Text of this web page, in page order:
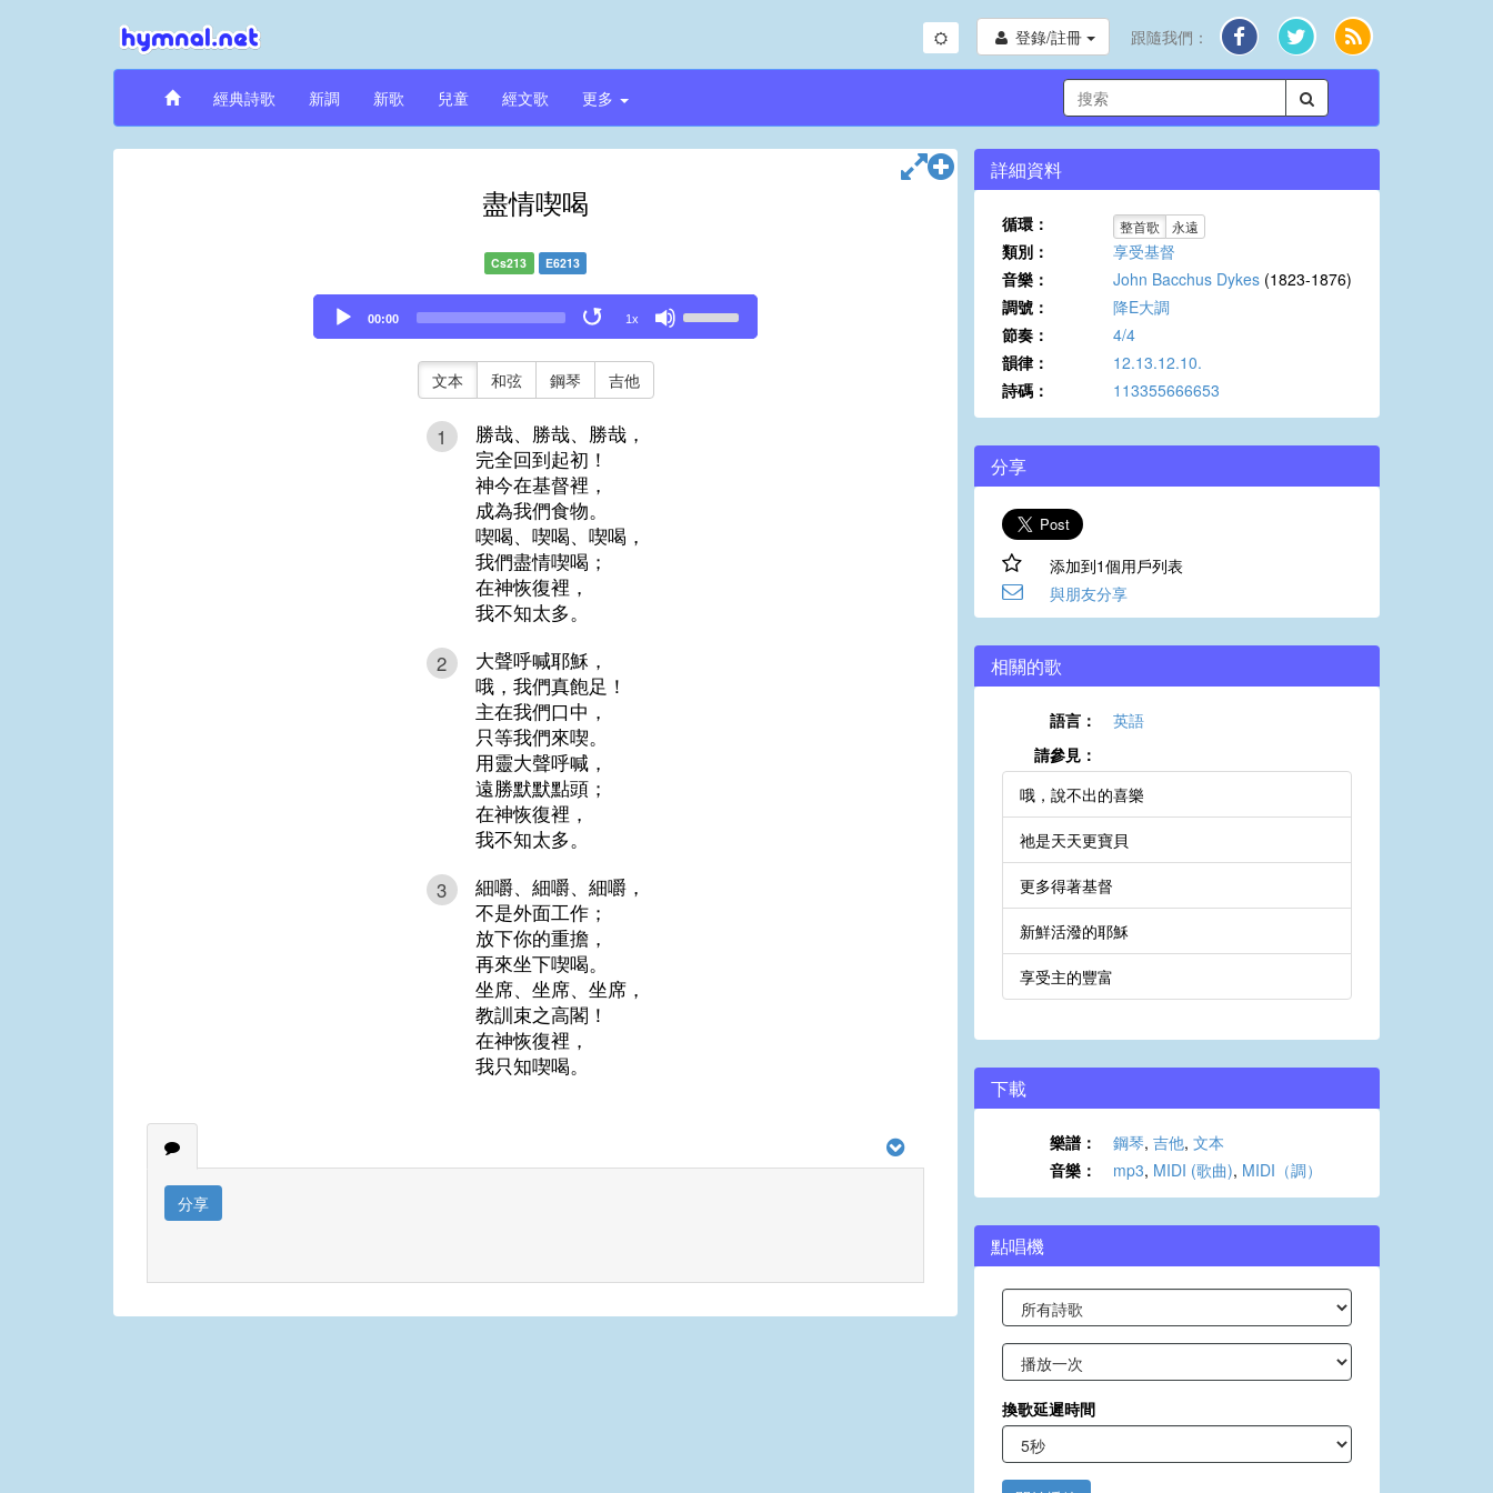
登錄/註冊 跟隨我們：
經典詩歌 新調 新歌 兒童 經文歌 更多
盡情喫喝
Cs213 E6213
Audio
Player
00:00 1x
Up/Down
文本 和弦 鋼琴 吉他
1
勝哉、勝哉、勝哉，
完全回到起初！
神今在基督裡，
成為我們食物。
喫喝、喫喝、喫喝，
我們盡情喫喝；
在神恢復裡，
我不知太多。
2
大聲呼喊耶穌，
哦，我們真飽足！
主在我們口中，
只等我們來喫。
用靈大聲呼喊，
遠勝默默點頭；
在神恢復裡，
我不知太多。
3
細嚼、細嚼、細嚼，
不是外面工作；
放下你的重擔，
再來坐下喫喝。
坐席、坐席、坐席，
教訓束之高閣！
在神恢復裡，
我只知喫喝。
分享
詳細資料
循環： 整首歌 永遠
類別：
享受基督
音樂：
John Bacchus Dykes (1823-1876)
調號：
降E大調
節奏：
4/4
韻律：
12.13.12.10.
詩碼：
113355666653
分享
添加到1個用戶列表
與朋友分享
相關的歌
語言：
英語
請參見：
哦，說不出的喜樂
祂是天天更寶貝
更多得著基督
新鮮活潑的耶穌
享受主的豐富
下載
樂譜： 鋼琴, 吉他, 文本
音樂：
mp3, MIDI (歌曲), MIDI（調）
點唱機
換歌延遲時間